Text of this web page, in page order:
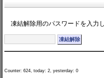
凍結解除用のパスワードを入力
Counter: 624, today: 2, yesterday: 0